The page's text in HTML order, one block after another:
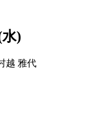
)
越 雅代